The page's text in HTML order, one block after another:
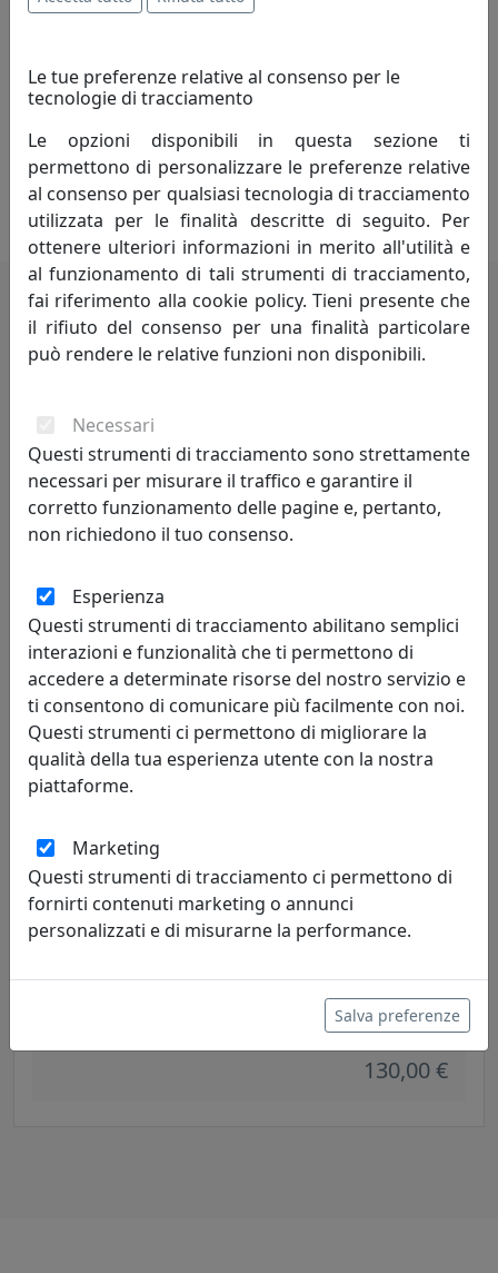
cogliere i suggerimenti e le richieste provenienti dal
dei prodotti, anche relativamente alle tendenze del
design.
Un punto di forza dell'azienda è la possibilità di
produrre piccoli lotti realizzati secondo i disegni e le
specifiche tecniche dell'acquirente.
Potrebbero interessarti
FARETTO SUNNY A 4 LUCI 1013/F4 CROMO
Toplight
132,00 €
FARETTO A 4 LUCI TWO SQUARE 1031/F4 CROMO
130,00 €
Le tue preferenze relative al consenso per le
tecnologie di tracciamento
Le opzioni disponibili in questa sezione ti
permettono di personalizzare le preferenze relative
al consenso per qualsiasi tecnologia di tracciamento
utilizzata per le finalità descritte di seguito. Per
ottenere ulteriori informazioni in merito all'utilità e
al funzionamento di tali strumenti di tracciamento,
fai riferimento alla cookie policy. Tieni presente che
il rifiuto del consenso per una finalità particolare
può rendere le relative funzioni non disponibili.
Necessari
Questi strumenti di tracciamento sono strettamente
necessari per misurare il traffico e garantire il
corretto funzionamento delle pagine e, pertanto,
non richiedono il tuo consenso.
Esperienza
Questi strumenti di tracciamento abilitano semplici
interazioni e funzionalità che ti permettono di
accedere a determinate risorse del nostro servizio e
ti consentono di comunicare più facilmente con noi.
Questi strumenti ci permettono di migliorare la
qualità della tua esperienza utente con la nostra
piattaforme.
Marketing
Questi strumenti di tracciamento ci permettono di
fornirti contenuti marketing o annunci
personalizzati e di misurarne la performance.
Salva preferenze